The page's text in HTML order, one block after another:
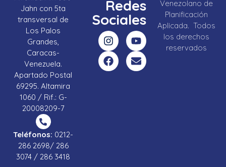
Jahn con 5ta
transversal de
Los Palos
Grandes,
Caracas-
Venezuela.
Apartado Postal
69295. Altamira
1060 / Rif.: G-
20008209-7
Teléfonos: 0212-
286 2698/ 286
3074 / 286 3418
Redes
Sociales
Venezolano de
Planificación
Aplicada. Todos
los derechos
reservados